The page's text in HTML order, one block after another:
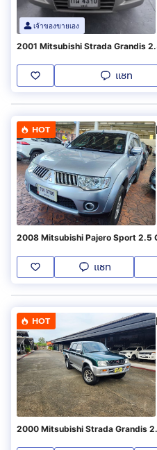
เจ้าของขายเอง
2001 Mitsubishi Strada Grandis
แชท
HOT
2008 Mitsubishi Pajero Sport 2.5
แชท
HOT
2000 Mitsubishi Strada Grandis